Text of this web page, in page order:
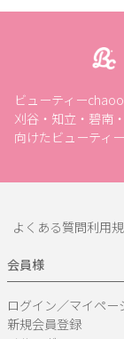
ビューティー
刈谷・知立・碧南
向けたビューティ
よくある質問利用
会員様
ログイン／マイペー
新規会員登録